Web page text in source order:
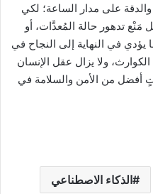
على مدار الساعة؛ لكي
تدهور حالة المُعدَّات، أو
في النهاية إلى النجاح في
ولا يزال عقل الإنسان
من الأمن والسلامة في
الذكاء الاصطناعي